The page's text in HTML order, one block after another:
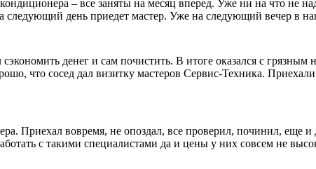
– все заняты на месяц вперед. Уже ни на что не
следующий день приедет мастер. Уже на следующий вечер
денег и сам почистить. В итоге оказался с
что сосед дал визитку мастеров Сервис-Техника.
Приехал вовремя, не опоздал, все проверил, починил, еще и
с такими специалистами да и цены у них совсем не